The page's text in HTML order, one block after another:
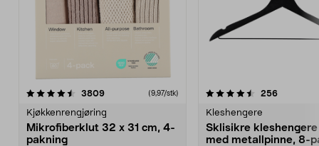
3809anmeldelser(9,97/stk)
Kjøkkenrengjøring
Mikrofiberklut 32 x 31 cm, 4-
pakning
4.5av 5 stjerner 256
Kleshengere
Sklisikre
med metallpinne, 8-
4.5av 5 stjerner